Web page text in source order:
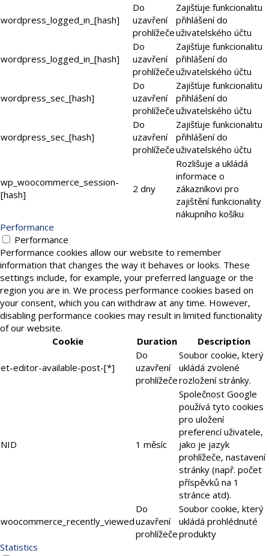
wordpress_logged_in_[hash]
Do
uzavření
prohlížeče
Zajišťuje funkcionalitu
přihlášení do
uživatelského účtu
wordpress_logged_in_[hash]
Do
uzavření
prohlížeče
Zajišťuje funkcionalitu
přihlášení do
uživatelského účtu
wordpress_sec_[hash]
Do
uzavření
prohlížeče
Zajišťuje funkcionalitu
přihlášení do
uživatelského účtu
wordpress_sec_[hash]
Do
uzavření
prohlížeče
Zajišťuje funkcionalitu
přihlášení do
uživatelského účtu
wp_woocommerce_session-
[hash]
2 dny
Rozlišuje a ukládá
informace o
zákazníkovi pro
zajištění funkcionality
nákupního košíku
Performance
Performance
Performance cookies allow our website to remember
information that changes the way it behaves or looks. These
settings include, for example, your preferred language or the
region you are in. We process performance cookies based on
your consent, which you can withdraw at any time. However,
disabling performance cookies may result in limited functionality
of our website.
Cookie
Duration Description
et-editor-available-post-[*]
Do
uzavření
prohlížeče
Soubor cookie, který
ukládá zvolené
rozložení stránky.
NID 1 měsíc
Společnost Google
používá tyto cookies
pro uložení
preferencí uživatele,
jako je jazyk
prohlížeče, nastavení
stránky (např. počet
příspěvků na 1
stránce atd).
woocommerce_recently_viewed
Do
uzavření
prohlížeče
Soubor cookie, který
ukládá prohlédnuté
produkty
Statistics